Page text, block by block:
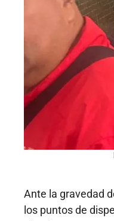
Ante la gravedad
los puntos de